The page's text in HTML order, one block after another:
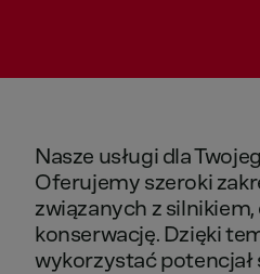
Nasze usługi dla
Oferujemy szeroki
związanych z silnikiem,
konserwację. Dzięki
wykorzystaćpotencjał